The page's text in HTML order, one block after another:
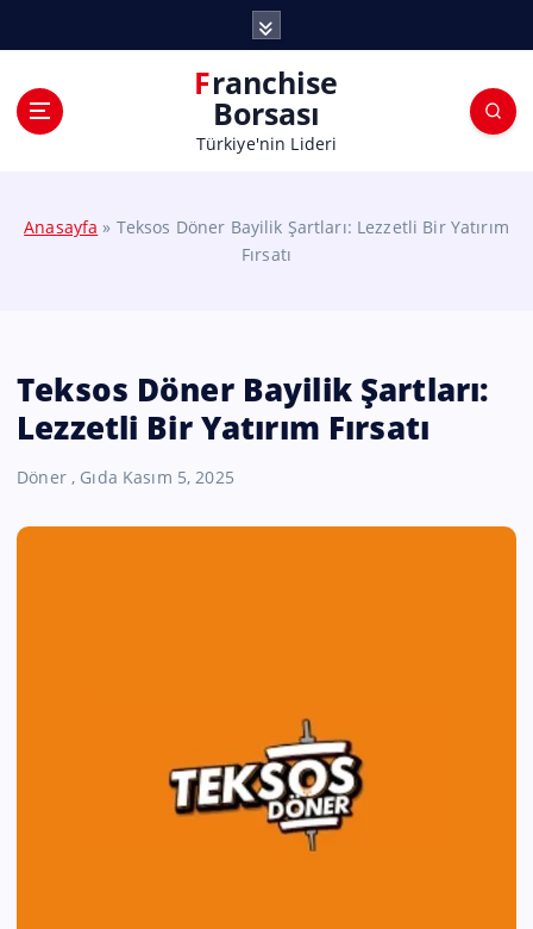
Franchise
Borsası
Türkiye'nin Lideri
Anasayfa » Teksos Döner Bayilik Şartları: Lezzetli Bir Yatırım
Fırsatı
Teksos Döner Bayilik Şartları:
Lezzetli Bir Yatırım Fırsatı
Döner, Gıda Kasım 5, 2025